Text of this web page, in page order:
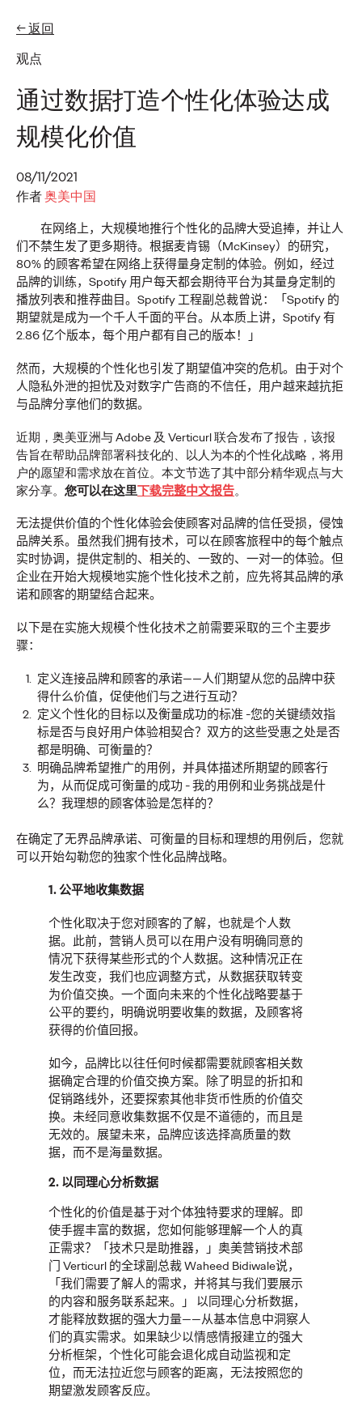
观点
← 返回
通过数据打造个性化体验达成
规模化价值
08/11/2021
作者奥美中国
在网络上，大规模地推行个性化的品牌大受追捧，并让人
们不禁生发了更多期待。根据麦肯锡 （McKinsey） 的研究，
80% 的顾客希望在网络上获得量身定制的体验。例如，经过
品牌的训练， Spotify 用户每天都会期待平台为其量身定制的
播放列表和推荐曲目。 Spotify工程副总裁曾说：「 Spotify 的
期望就是成为一个千人千面的平台。从本质上讲， Spotify有
2.86亿个版本，每个用户都有自己的版本！」
然而，大规模的个性化也引发了期望值冲突的危机。由于对个
人隐私外泄的担忧及对数字广告商的不信任，用户越来越抗拒
与品牌分享他们的数据。
近期，奥美亚洲与 Adobe 及 Verticurl 联合发布了报告，该报
告旨在帮助品牌部署科技化的、以人为本的个性化战略，将用
户的愿望和需求放在首位。本文节选了其中部分精华观点与大
家分享。 您可以在这里下载完整中文报告。
无法提供价值的个性化体验会使顾客对品牌的信任受损，侵蚀
品牌关系。虽然我们拥有技术，可以在顾客旅程中的每个触点
实时协调，提供定制的、相关的、一致的、一对一的体验。但
企业在开始大规模地实施个性化技术之前，应先将其品牌的承
诺和顾客的期望结合起来。
以下是在实施大规模个性化技术之前需要采取的三个主要步
骤：
定义连接品牌和顾客的承诺——人们期望从您的品牌中获
得什么价值，促使他们与之进行互动？
定义个性化的目标以及衡量成功的标准 -您的关键绩效指
标是否与良好用户体验相契合？双方的这些受惠之处是否
都是明确、可衡量的？
明确品牌希望推广的用例，并具体描述所期望的顾客行
为，从而促成可衡量的成功 -我的用例和业务挑战是什
么？我理想的顾客体验是怎样的？
在确定了无界品牌承诺、可衡量的目标和理想的用例后，您就
可以开始勾勒您的独家个性化品牌战略。
1.公平地收集数据
个性化取决于您对顾客的了解，也就是个人数
据。此前，营销人员可以在用户没有明确同意的
情况下获得某些形式的个人数据。这种情况正在
发生改变，我们也应调整方式，从数据获取转变
为价值交换。一个面向未来的个性化战略要基于
公平的要约，明确说明要收集的数据，及顾客将
获得的价值回报。
如今，品牌比以往任何时候都需要就顾客相关数
据确定合理的价值交换方案。除了明显的折扣和
促销路线外，还要探索其他非货币性质的价值交
换。 未经同意收集数据不仅是不道德的，而且是
无效的。展望未来，品牌应该选择高质量的数
据，而不是海量数据。
2. 以同理心分析数据
个性化的价值是基于对个体独特要求的理解。即
使手握丰富的数据，您如何能够理解一个人的真
正需求？「技术只是助推器，」奥美营销技术部
门 Verticurl 的全球副总裁Waheed Bidiwale说，
「我们需要了解人的需求，并将其与我们要展示
的内容和服务联系起来。」
以同理心分析数据，
才能释放数据的强大力量——从基本信息中洞察人
们的真实需求。如果缺少以情感情报建立的强大
分析框架，个性化可能会退化成自动监视和定
位，而无法拉近您与顾客的距离，无法按照您的
期望激发顾客反应。
专题
观点
奥美发布首届2026年亚
太地区可信度指数，推
出可信度声誉资产管理
方案
这项研究揭示，可信度是确保商业价值的战略资产。95%的中
国消费者在认为品牌或机构失去可信度时，会选择静默离场。
More
新闻
奥美集团中国任命袁勇
为首席执行官
奥美中国
进一步强化集团长期人才发展战略与协同增长模式
More→
新闻
长安汽车携手奥美，共
创全球化品牌传播新格
局
奥美中国 13/05/2026
奥美荣任长安汽车海外社交媒体传播与全球官方网站数字化运
营项目的战略伙伴。
→
观点
报告｜2026年意见领袖
营销趋势
奥美中国 24/03/2026
中国品牌全球化亟需告别流量营销，转向以信任与 ROI 为核心
的创作者经济。奥美 《2026 意见领袖营销趋势报告》助力其
把握最新市场变局，建立持久的文化联结与商业价值，实现品
牌长效增长。
→
观点